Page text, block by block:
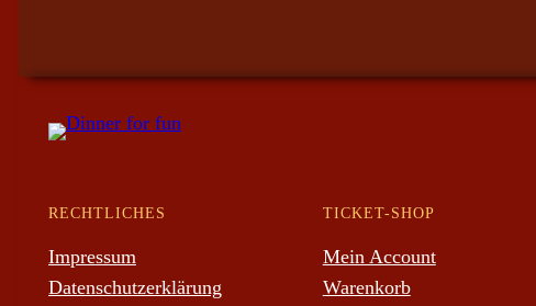
RECHTLICHES
Impressum
Datenschutzerklärung
TICKET-SHOP
Mein Account
Warenkorb